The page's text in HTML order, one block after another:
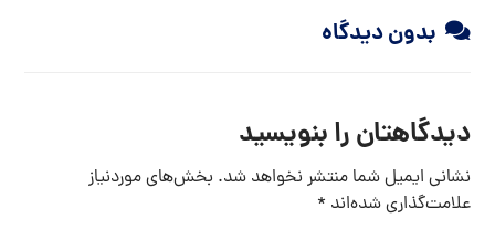
بدون دیدگاه
دیدگاهتان را بنویسید
نشانی ایمیل شما منتشر نخواهد شد. بخش‌های موردنیاز
علامت‌گذاری شده‌اند *